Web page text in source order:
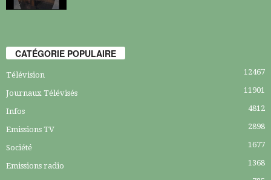
CATÉGORIE POPULAIRE
Télévision 12467
Journaux Télévisés 11901
Infos 4812
Emissions TV 2898
Société 1677
Emissions radio 1368